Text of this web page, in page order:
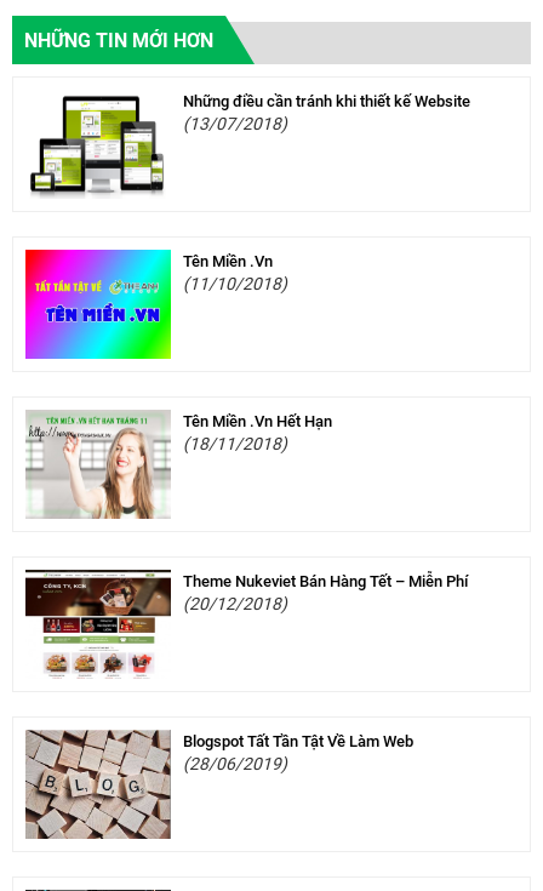
NHỮNG TIN MỚI HƠN
Những điều cần tránh khi thiết kế Website
(13/07/2018)
Tên Miền .Vn
(11/10/2018)
Tên Miền .Vn Hết Hạn
(18/11/2018)
Theme Nukeviet Bán Hàng Tết – Miễn Phí
(20/12/2018)
Blogspot Tất Tần Tật Về Làm Web
(28/06/2019)